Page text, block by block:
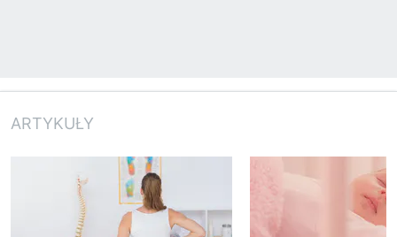
ARTYKUŁY